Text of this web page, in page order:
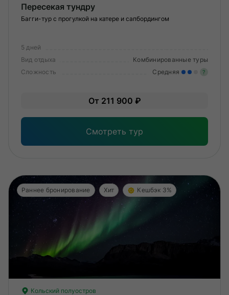
Пересекая тундру
Багги-тур с прогулкой на катере и сапбордингом
5 дней
Вид отдыха
Комбинированные туры
Сложность
Средняя ?
От 211 900 ₽
Смотреть тур
Раннее бронирование Хит Кешбэк 3%
Кольский полуостров